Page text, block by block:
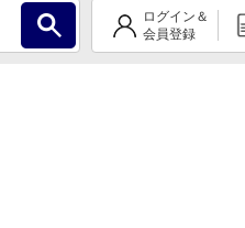
ログイン＆
会員登録